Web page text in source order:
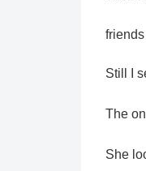
friends
Still I
The
She